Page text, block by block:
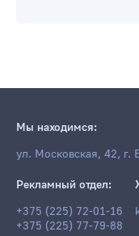
Мы находимся:
ул. Московская, 42, г.
Рекламный отдел:
+375 (225) 72-01-16
+375 (225) 77-79-88